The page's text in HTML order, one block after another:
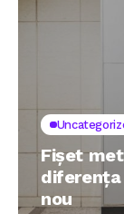
Fișet
diferența
nou